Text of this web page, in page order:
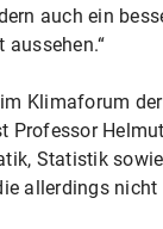
auch ein
Klimaforum
Professor
Statistik
allerdings